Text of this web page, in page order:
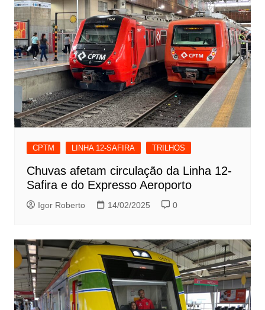
CPTM LINHA 12-SAFIRA TRILHOS
Chuvas afetam circulação da Linha 12-
Safira e do Expresso Aeroporto
Igor Roberto 14/02/2025 0